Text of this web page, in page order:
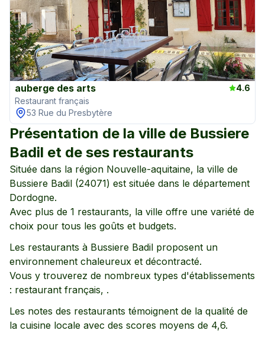
auberge des arts
4.6
Restaurant français
53 Rue du Presbytère
Présentation de la ville de Bussiere
Badil et de ses restaurants
Située dans la région Nouvelle-aquitaine, la ville de
Bussiere Badil (24071) est située dans le département
Dordogne.
Avec plus de 1 restaurants, la ville offre une variété de
choix pour tous les goûts et budgets.
Les restaurants à Bussiere Badil proposent un
environnement chaleureux et décontracté.
Vous y trouverez de nombreux types d'établissements
: restaurant français, .
Les notes des restaurants témoignent de la qualité de
la cuisine locale avec des scores moyens de 4,6.